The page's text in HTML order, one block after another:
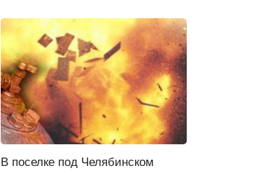
В поселке под Челябинском